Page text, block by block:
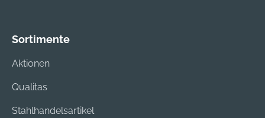
Sortimente
Aktionen
Qualitas
Stahlhandelsartikel